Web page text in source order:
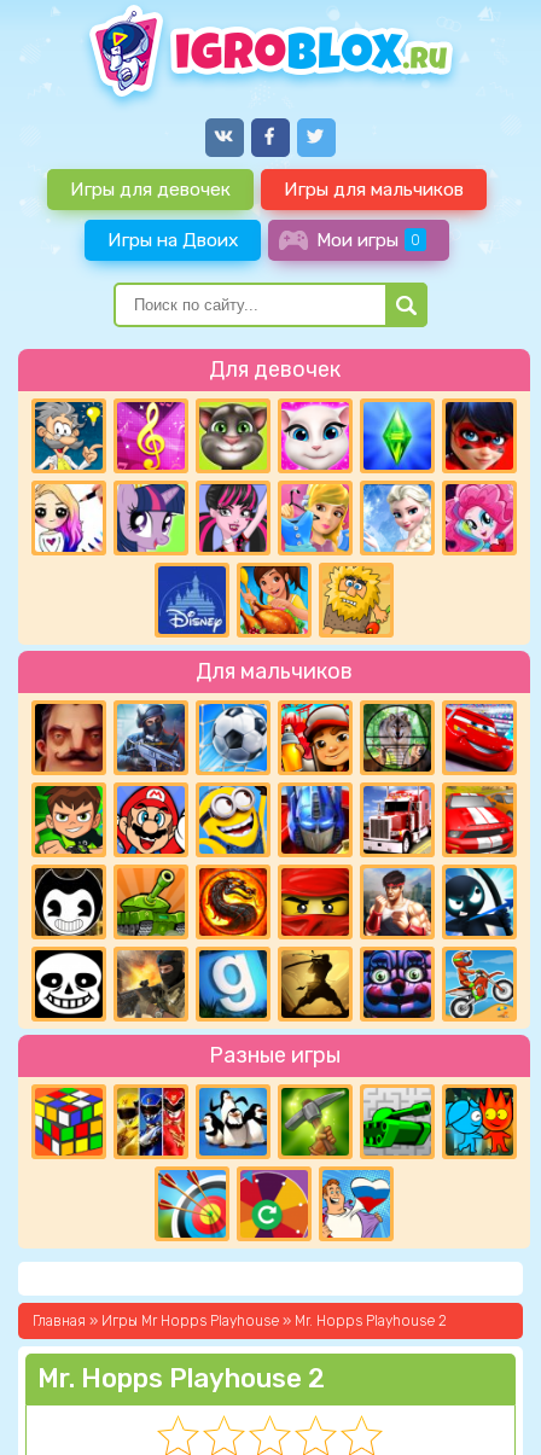
Игры для девочек Игры для мальчиков
Игры на Двоих Мои игры 0
Для девочек
Для мальчиков
Разные игры
Главная » Игры Mr Hopps Playhouse » Mr. Hopps Playhouse 2
Mr. Hopps Playhouse 2